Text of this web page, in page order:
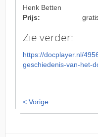
Henk Betten
Prijs:
Zie verder:
https://docplayer.nl/
geschiedenis-van-het-
< Vorige